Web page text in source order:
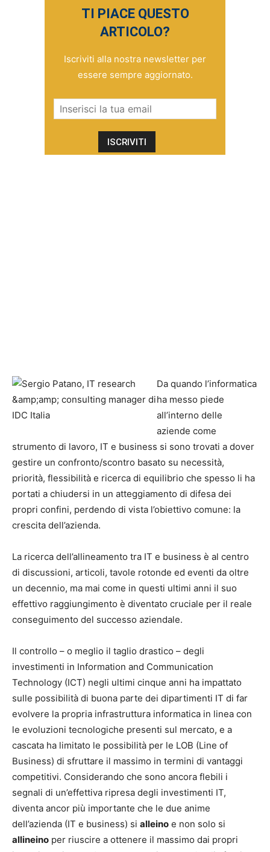
TI PIACE QUESTO
ARTICOLO?
Iscriviti alla nostra newsletter per
essere sempre aggiornato.
Da quando l’informatica
ha messo piede
all’interno delle
aziende come
strumento di lavoro, IT e business si sono trovati a dover
gestire un confronto/scontro basato su necessità,
priorità, flessibilità e ricerca di equilibrio che spesso li ha
portati a chiudersi in un atteggiamento di difesa dei
propri confini, perdendo di vista l’obiettivo comune: la
crescita dell’azienda.
La ricerca dell’allineamento tra IT e business è al centro
di discussioni, articoli, tavole rotonde ed eventi da oltre
un decennio, ma mai come in questi ultimi anni il suo
effettivo raggiungimento è diventato cruciale per il reale
conseguimento del successo aziendale.
Il controllo – o meglio il taglio drastico – degli
investimenti in Information and Communication
Technology (ICT) negli ultimi cinque anni ha impattato
sulle possibilità di buona parte dei dipartimenti IT di far
evolvere la propria infrastruttura informatica in linea con
le evoluzioni tecnologiche presenti sul mercato, e a
cascata ha limitato le possibilità per le LOB (Line of
Business) di sfruttare il massimo in termini di vantaggi
competitivi. Considerando che sono ancora flebili i
segnali di un’effettiva ripresa degli investimenti IT,
diventa ancor più importante che le due anime
dell’azienda (IT e business) si alleino e non solo si
allineino per riuscire a ottenere il massimo dai propri